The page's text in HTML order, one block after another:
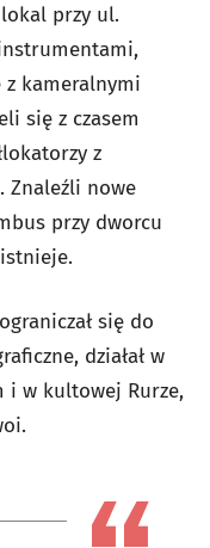
przy ul.
z kameralnymi
się z czasem
z
Znaleźli nowe
przy dworcu
się do
działał w
i w kultowej Rurze,